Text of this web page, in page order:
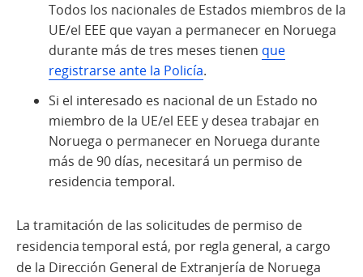
Todos los nacionales de Estados miembros de la
UE/el EEE que vayan a permanecer en Noruega
durante más de tres meses tienen que
registrarse ante la Policía.
Si el interesado es nacional de un Estado no
miembro de la UE/el EEE y desea trabajar en
Noruega o permanecer en Noruega durante
más de 90 días, necesitará un permiso de
residencia temporal.
La tramitación de las solicitudes de permiso de
residencia temporal está, por regla general, a cargo
de la Dirección General de Extranjería de Noruega